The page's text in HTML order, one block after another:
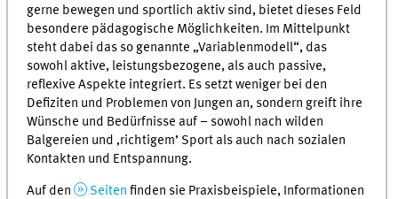
gerne bewegen und sportlich aktiv sind, bietet dieses Feld
besondere pädagogische Möglichkeiten. Im Mittelpunkt
steht dabei das so genannte „Variablenmodell“, das
sowohl aktive, leistungsbezogene, als auch passive,
reflexive Aspekte integriert. Es setzt weniger bei den
Defiziten und Problemen von Jungen an, sondern greift ihre
Wünsche und Bedürfnisse auf – sowohl nach wilden
Balgereien und ‚richtigem’ Sport als auch nach sozialen
Kontakten und Entspannung.
Auf den Seiten finden sie Praxisbeispiele, Informationen